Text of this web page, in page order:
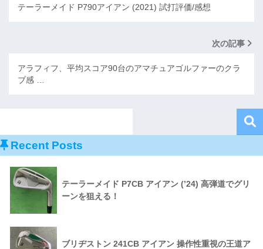
テーラーメイド P790アイアン (2021) 試打評価/感想
次の記事
アラフィフ、平均スコア90台のアマチュアゴルファーのクラ
ブ感 …
Recent Posts
テーラーメイド P7CB アイアン (’24) 高弾道でグリ
ーンを狙える！
ブリヂストン 241CB アイアン 操作性重視の王道ア